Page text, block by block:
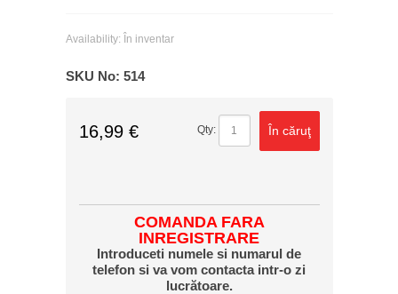
Availability: În inventar
SKU No: 514
16,99 € Qty: În căruţ
COMANDA FARA
INREGISTRARE
Introduceti numele si numarul de
telefon si va vom contacta intr-o zi
lucrătoare.